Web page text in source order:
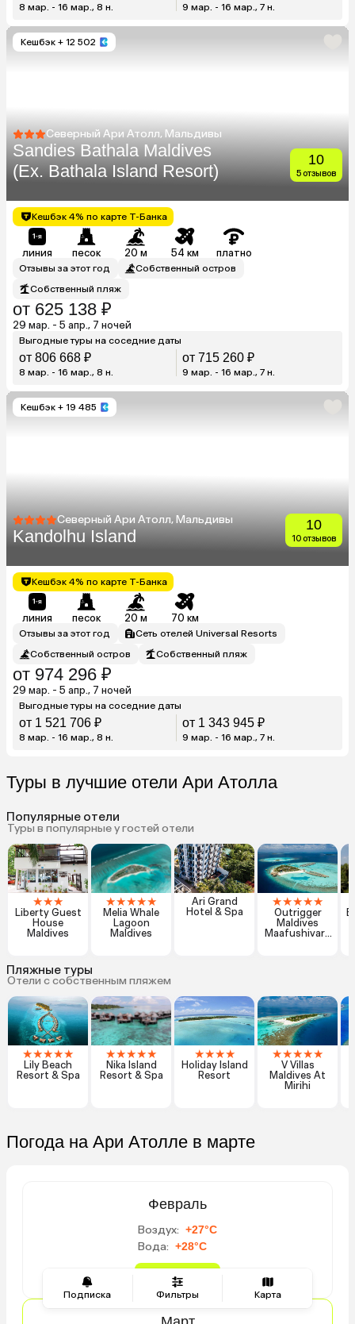
Подписка Фильтры Карта
8 мар. - 16 мар., 8 н. 9 мар. - 16 мар., 7 н.
Кешбэк + 12 502
Северный Ари Атолл, Мальдивы
Sandies Bathala Maldives
(Ex. Bathala Island Resort)
10
5 отзывов
Кешбэк 4% по карте Т-Банка
линия песок 20 м 54 км платно
Отзывы за этот год
Собственный остров
Собственный пляж
от 625 138 ₽
29 мар. - 5 апр., 7 ночей
Выгодные туры на соседние даты
от 806 668 ₽
8 мар. - 16 мар., 8 н.
от 715 260 ₽
9 мар. - 16 мар., 7 н.
Кешбэк + 19 485
Северный Ари Атолл, Мальдивы
Kandolhu Island
10
10 отзывов
Кешбэк 4% по карте Т-Банка
линия песок 20 м 70 км
Отзывы за этот год
Сеть отелей Universal Resorts
Собственный остров
Собственный пляж
от 974 296 ₽
29 мар. - 5 апр., 7 ночей
Выгодные туры на соседние даты
от 1 521 706 ₽
8 мар. - 16 мар., 8 н.
от 1 343 945 ₽
9 мар. - 16 мар., 7 н.
Туры в лучшие отели Ари Атолла
Популярные отели
Туры в популярные у гостей отели
★★★
Liberty Guest
House
Maldives
★★★★★
Melia Whale
Lagoon
Maldives
Ari Grand
Hotel & Spa
★★★★★
Outrigger
Maldives
Maafushivaru
Пляжные туры
Отели с собственным пляжем
★★★★★
Lily Beach
Resort & Spa
★★★★★
Nika Island
Resort & Spa
★★★★
Holiday Island
Resort
★★★★★
V Villas
Maldives At
Mirihi
Погода на Ари Атолле в марте
Февраль
Воздух: +27°C
Вода: +28°C